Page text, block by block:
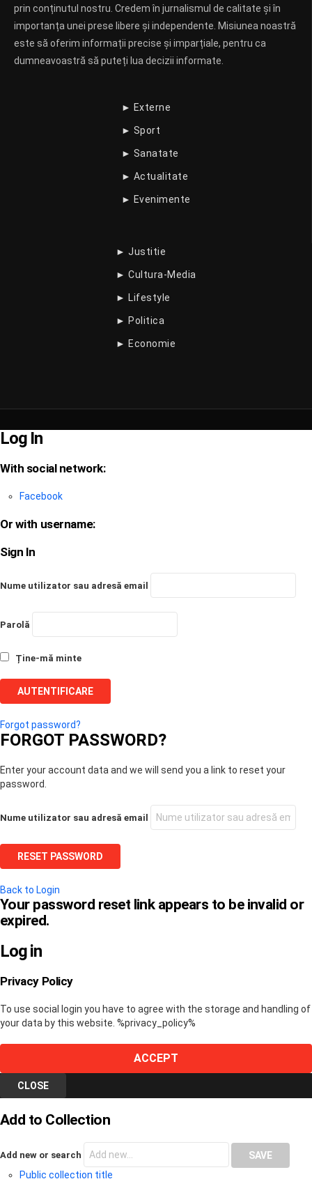
prin conținutul nostru. Credem în jurnalismul de calitate și în
importanța unei prese libere și independente. Misiunea noastră
este să oferim informații precise și imparțiale, pentru ca
dumneavoastră să puteți lua decizii informate.
► Externe
► Sport
► Sanatate
► Actualitate
► Evenimente
► Justitie
► Cultura-Media
► Lifestyle
► Politica
► Economie
Log In
With social network:
Facebook
Or with username:
Sign In
Nume utilizator sau adresă email
Parolă
Ține-mă minte
Forgot password?
FORGOT PASSWORD?
Enter your account data and we will send you a link to reset your
password.
Nume utilizator sau adresă email
Back to Login
Your password reset link appears to be invalid or
expired.
Log in
Privacy Policy
To use social login you have to agree with the storage and handling of
your data by this website. %privacy_policy%
ACCEPT
CLOSE
Add to Collection
Add new or search
Public collection title